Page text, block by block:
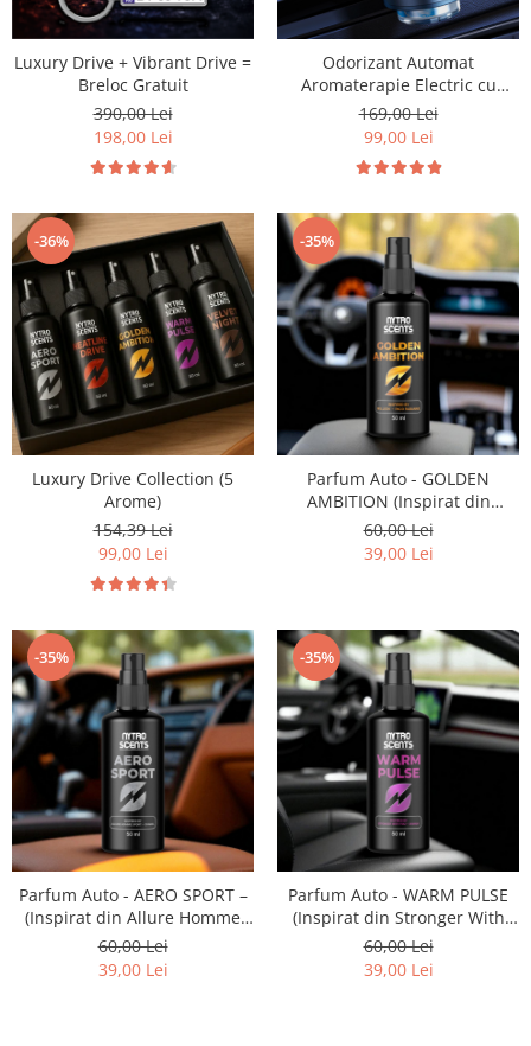
Luxury Drive + Vibrant Drive =
Breloc Gratuit
390,00 Lei
198,00 Lei
Odorizant Automat
Aromaterapie Electric cu
Acumulator si Senzor
169,00 Lei
99,00 Lei
-36%
Luxury Drive Collection (5
Arome)
154,39 Lei
99,00 Lei
-35%
Parfum Auto - GOLDEN
AMBITION (Inspirat din
Million -Paco Rabanne)
60,00 Lei
39,00 Lei
-35%
Parfum Auto - AERO SPORT –
(Inspirat din Allure Homme
Sport -Chanel)
60,00 Lei
39,00 Lei
-35%
Parfum Auto - WARM PULSE
(Inspirat din Stronger With
You - Armani)
60,00 Lei
39,00 Lei